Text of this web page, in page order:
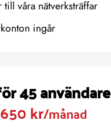
våra nätverksträffar
ingår
45 användare
kr/månad